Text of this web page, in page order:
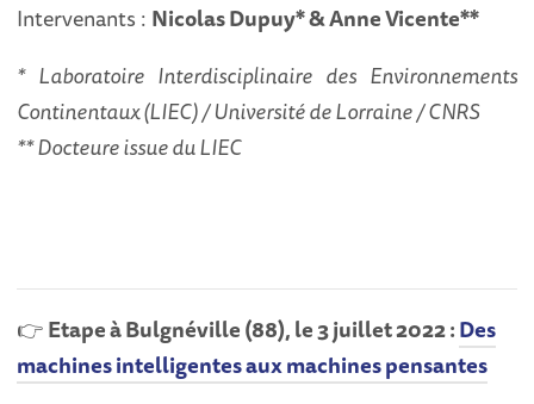
Intervenants : Nicolas Dupuy* & Anne Vicente**
* Laboratoire Interdisciplinaire des Environnements
Continentaux (LIEC) / Université de Lorraine / CNRS
** Docteure issue du LIEC
👉Etape à Bulgnéville (88), le 3 juillet 2022 :Des
machines intelligentes aux machines pensantes